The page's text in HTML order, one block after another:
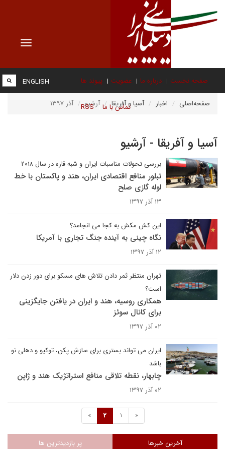
Toggle
صفحه نخست درباره ما عضویت پیوند ها
تماس با ما RSS
ENGLISH
صفحه‌اصلی اخبار آسیا و آفریقا آرشیو آذر ۱۳۹۷
آسیا و آفریقا - آرشیو
بررسی تحولات مناسبات ایران و شبه قاره در سال ۲۰۱۸
تبلور منافع اقتصادی ایران، هند و پاکستان با خط
لوله گازی صلح
۱۳ آذر ۱۳۹۷
این کش مکش به کجا می انجامد؟
نگاه چینی به آینده جنگ تجاری با آمریکا
۱۲ آذر ۱۳۹۷
تهران منتظر ثمر دادن تلاش های مسکو برای دور زدن دلار
است؟
همکاری روسیه، هند و ایران در یافتن جایگزینی
برای کانال سوئز
۰۲ آذر ۱۳۹۷
ایران می تواند بستری برای سازش پکن، توکیو و دهلی نو
باشد
چابهار، نقطه تلاقی منافع استراتژیک هند و ژاپن
۰۲ آذر ۱۳۹۷
«
1
2
»
آخرین خبرها پر بازدیدترین ها